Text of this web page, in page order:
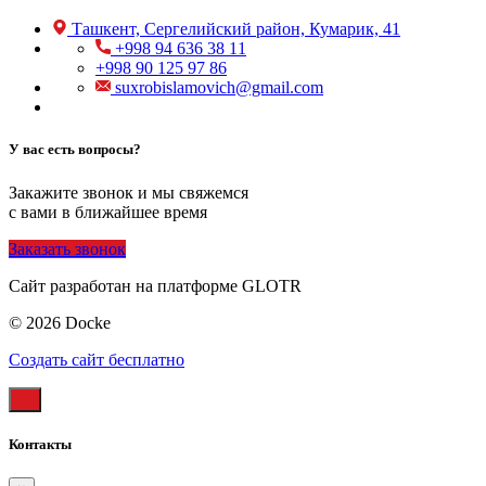
Ташкент, Сергелийский район, Кумарик, 41
+998 94 636 38 11
+998 90 125 97 86
suxrobislamovich@gmail.com
У вас есть вопросы?
Закажите звонок и мы свяжемся
с вами в ближайшее время
Заказать звонок
Сайт разработан на платформе GLOTR
© 2026 Docke
Создать cайт бесплатно
Контакты